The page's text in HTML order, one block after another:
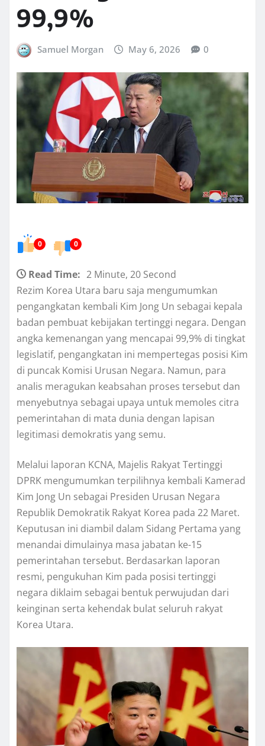
99,9%
Samuel Morgan May 6, 2026 0
0 0
Read Time: 2 Minute, 20 Second
Rezim Korea Utara baru saja mengumumkan
pengangkatan kembali Kim Jong Un sebagai kepala
badan pembuat kebijakan tertinggi negara. Dengan
angka kemenangan yang mencapai 99,9% di tingkat
legislatif, pengangkatan ini mempertegas posisi Kim
di puncak Komisi Urusan Negara. Namun, para
analis meragukan keabsahan proses tersebut dan
menyebutnya sebagai upaya untuk memoles citra
pemerintahan di mata dunia dengan lapisan
legitimasi demokratis yang semu.
Melalui laporan KCNA, Majelis Rakyat Tertinggi
DPRK mengumumkan terpilihnya kembali Kamerad
Kim Jong Un sebagai Presiden Urusan Negara
Republik Demokratik Rakyat Korea pada 22 Maret.
Keputusan ini diambil dalam Sidang Pertama yang
menandai dimulainya masa jabatan ke-15
pemerintahan tersebut. Berdasarkan laporan
resmi, pengukuhan Kim pada posisi tertinggi
negara diklaim sebagai bentuk perwujudan dari
keinginan serta kehendak bulat seluruh rakyat
Korea Utara.